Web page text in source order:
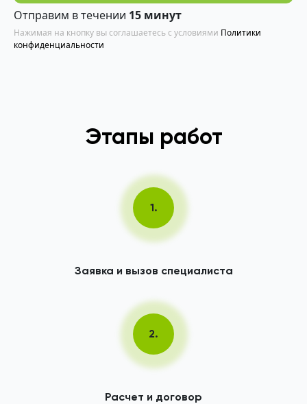
Отправим в течении 15 минут
Нажимая на кнопку вы соглашаетесь с условиями Политики
конфиденциальности
Этапы работ
1.
Заявка и вызов специалиста
2.
Расчет и договор